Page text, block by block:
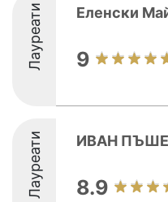
Лауреати Еленски
9
Лауреати ИВАН
8.9